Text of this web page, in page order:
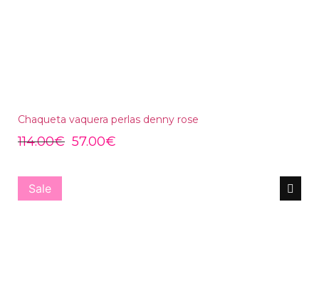
Chaqueta vaquera perlas denny rose
114.00€ 57.00€
Sale